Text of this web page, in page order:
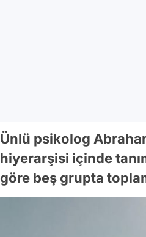
Ünlü psikolog
hiyerarşisi içinde
göre beş grupta